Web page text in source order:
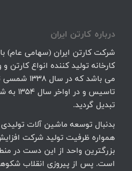
درباره كارتن ايران
شرکت کارتن ایران (سهامی عام)
کارخانه تولید کننده انواع کارتن
می باشد که
تاسیس و
تبدیل گردید.
همواره ظرفیت تولید شرکت
بزرگترین واحد از این دست در
است. پس از پیروزی انقلاب